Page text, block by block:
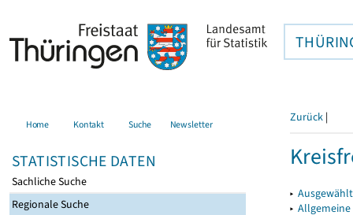
Home Kontakt Suche Newsletter
STATISTISCHE DATEN
Sachliche Suche
Regionale Suche
Zurück |
▸
▸